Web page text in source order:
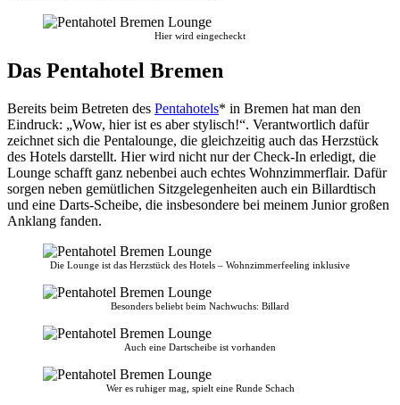
Hier wird eingecheckt
Das Pentahotel Bremen
Bereits beim Betreten des Pentahotels* in Bremen hat man den
Eindruck: „Wow, hier ist es aber stylisch!“. Verantwortlich dafür
zeichnet sich die Pentalounge, die gleichzeitig auch das Herzstück
des Hotels darstellt. Hier wird nicht nur der Check-In erledigt, die
Lounge schafft ganz nebenbei auch echtes Wohnzimmerflair. Dafür
sorgen neben gemütlichen Sitzgelegenheiten auch ein Billardtisch
und eine Darts-Scheibe, die insbesondere bei meinem Junior großen
Anklang fanden.
Die Lounge ist das Herzstück des Hotels – Wohnzimmerfeeling inklusive
Besonders beliebt beim Nachwuchs: Billard
Auch eine Dartscheibe ist vorhanden
Wer es ruhiger mag, spielt eine Runde Schach